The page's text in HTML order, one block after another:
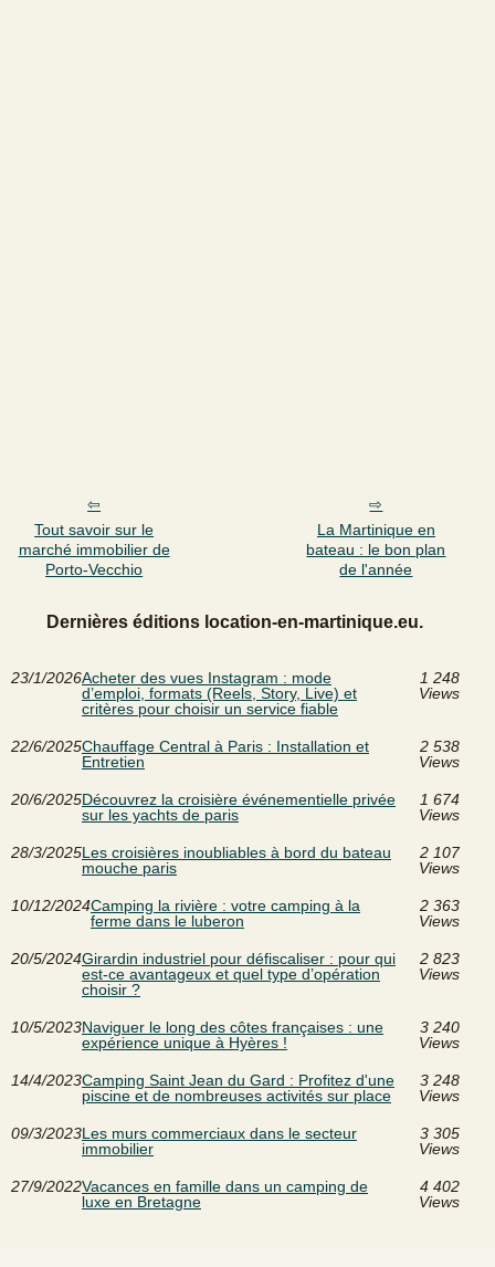
Tout savoir sur le
marché immobilier de
Porto-Vecchio
La Martinique en
bateau : le bon plan
de l'année
Dernières éditions location-en-martinique.eu.
23/1/2026Acheter des vues Instagram : mode
d’emploi, formats (Reels, Story, Live) et
critères pour choisir un service fiable
1 248
Views
22/6/2025Chauffage Central à Paris : Installation et
Entretien
2 538
Views
20/6/2025Découvrez la croisière événementielle privée
sur les yachts de paris
1 674
Views
28/3/2025Les croisières inoubliables à bord du bateau
mouche paris
2 107
Views
10/12/2024Camping la rivière : votre camping à la
ferme dans le luberon
2 363
Views
20/5/2024Girardin industriel pour défiscaliser : pour qui
est-ce avantageux et quel type d’opération
choisir ?
2 823
Views
10/5/2023Naviguer le long des côtes françaises : une
expérience unique à Hyères !
3 240
Views
14/4/2023Camping Saint Jean du Gard : Profitez d'une
piscine et de nombreuses activités sur place
3 248
Views
09/3/2023Les murs commerciaux dans le secteur
immobilier
3 305
Views
27/9/2022Vacances en famille dans un camping de
luxe en Bretagne
4 402
Views